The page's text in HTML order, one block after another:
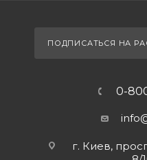
ПОДПИСАТЬСЯ НА
0-
г. Киев,